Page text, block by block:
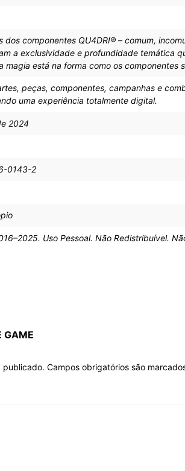
dos componentes QU4DRI® – comum,
a exclusividade e profundidade temática
magia está na forma como os componentes
peças, componentes, campanhas e
uma experiência totalmente digital.
2024
0143-2
Uso Pessoal. Não Redistribuível.
GAME
publicado. Campos obrigatórios são